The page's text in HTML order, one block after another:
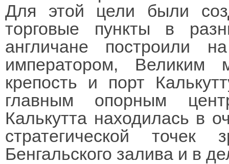
Для этой цели были
торговые пункты в
англичане построили
императором, Великим
крепость и порт
главным опорным
Калькутта находилась в
стратегической
Бенгальского залива и в